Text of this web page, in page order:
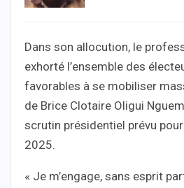
Dans son allocution, le
exhorté l’ensemble des
favorables à se mobiliser
de Brice Clotaire Oligui
scrutin présidentiel prévu
2025.
« Je m’engage, sans esprit